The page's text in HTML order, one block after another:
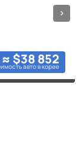
≈ $38 852
авто в корее